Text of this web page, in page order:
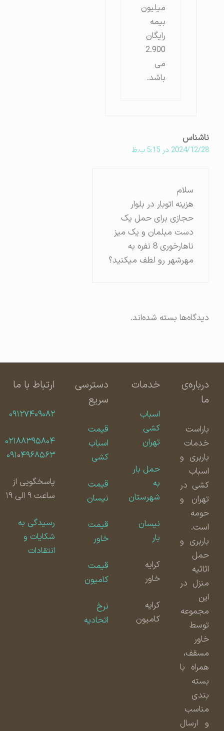
میلیون
بیمه
رایگان
2.900
باشد.
ناشناس
2024/12/28 در 5:15 ب.ظ
سلام
هزینه اتوبار در بلوار
حجازی برای حمل یک
دست مبلمان و یک میز
ناهارخوری 8 نفره به
مهرشهر رو لطف میکنید؟
دیدگاه‌ها بسته شده‌اند.
درباره‌ی
باراست
خدمات
باربری و
اسباب
کشی در
تهران و
حومه
است.
باربری و
حمل
اثاثیه
منزل در
مجموعه
توسط
مسقف،
همراه با
بسته
بندی
مناسب
و ارسال
خدمات
اسباب
کشی
تهران
حمل بار
شهرستان
نیسان
کامیون
دسترسی
سریع
قیمت
اسباب
کشی
قیمت
نیسان
قیمت
قیمت
کامیون
اتحادیه
ارتباط با ما
۰۹۱۲۷۴۰۹۰۸۲
۰۲۱۸۸۳۹۵۸۰۴
۰۹۱۰۴۹۶۸۵۶۳
پاسخگویی از
ساعت ۹ الی ۱۹
رسیدگی به
شکایات و
انتقادات